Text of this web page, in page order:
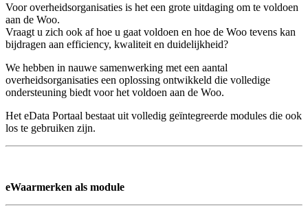
Voor overheidsorganisaties is het een grote uitdaging om te voldoen
aan de Woo.
Vraagt u zich ook af hoe u gaat voldoen en hoe de Woo tevens kan
bijdragen aan efficiency, kwaliteit en duidelijkheid?
We hebben in nauwe samenwerking met een aantal
overheidsorganisaties een oplossing ontwikkeld die volledige
ondersteuning biedt voor het voldoen aan de Woo.
Het eData Portaal bestaat uit volledig geïntegreerde modules die ook
los te gebruiken zijn.
eWaarmerken als module